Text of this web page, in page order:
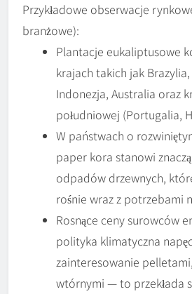
Przykładowe obserwacje
branżowe):
Plantacje eukaliptusowe
krajach takich jak
Indonezja, Australia oraz
południowej (Portugalia,
W państwach o
paper kora stanowi
odpadów drzewnych,
rośnie wraz z potrzebami
Rosnące ceny surowców
polityka klimatyczna
zainteresowanie
wtórnymi — to przekłada